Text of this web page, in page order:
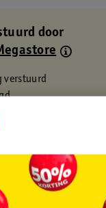
door
verstuurd
via verkooppartner.
Kruidvat kaart